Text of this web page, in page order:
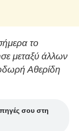
το
μεταξύ άλλων
Αθερίδη
σου στη